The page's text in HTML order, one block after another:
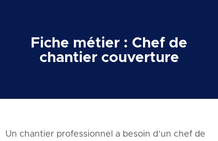
Fiche métier : Chef de
chantier couverture
Un chantier professionnel a besoin d’un chef de